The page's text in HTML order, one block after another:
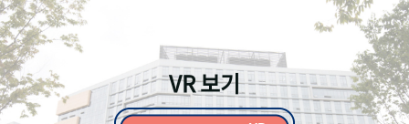
정책과 연구
간행물 변천사
기록물 아카이브 VR 보기